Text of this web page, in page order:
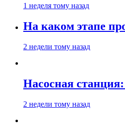
1 неделя тому назад
На каком этапе
2 недели тому назад
Насосная
2 недели тому назад